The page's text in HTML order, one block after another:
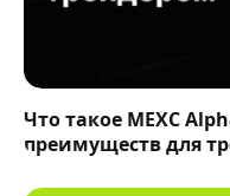
Что такое MEXC
преимуществ для